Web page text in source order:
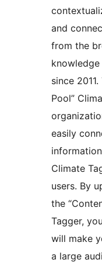
and
from the
since
Pool”
easily
Climate
users. By
the
Tagger, you
will make
a large